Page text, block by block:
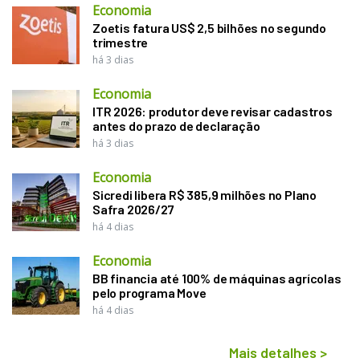
Economia
Zoetis fatura US$ 2,5 bilhões no segundo
trimestre
há 3 dias
Economia
ITR 2026: produtor deve revisar cadastros
antes do prazo de declaração
há 3 dias
Economia
Sicredi libera R$ 385,9 milhões no Plano
Safra 2026/27
há 4 dias
Economia
BB financia até 100% de máquinas agrícolas
pelo programa Move
há 4 dias
Mais detalhes >